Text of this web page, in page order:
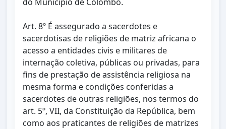
Art. 8º É assegurado a sacerdotes e
sacerdotisas de religiões de matriz africana o
acesso a entidades civis e militares de
internação coletiva, públicas ou privadas, para
fins de prestação de assistência religiosa na
mesma forma e condições conferidas a
sacerdotes de outras religiões, nos termos do
art. 5º, VII, da Constituição da República, bem
como aos praticantes de religiões de matrizes